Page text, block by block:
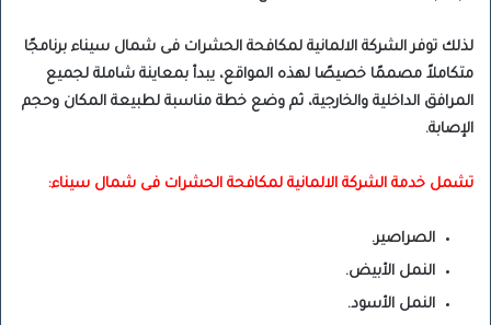
لذلك توفر الشركة الالمانية لمكافحة الحشرات فى شمال سيناء برنامجًا
متكاملاً مصممًا خصيصًا لهذه المواقع، يبدأ بمعاينة شاملة لجميع
المرافق الداخلية والخارجية، ثم وضع خطة مناسبة لطبيعة المكان وحجم
الإصابة.
تشمل خدمة الشركة الالمانية لمكافحة الحشرات فى شمال سيناء:
الصراصير.
النمل الأبيض.
النمل الأسود.